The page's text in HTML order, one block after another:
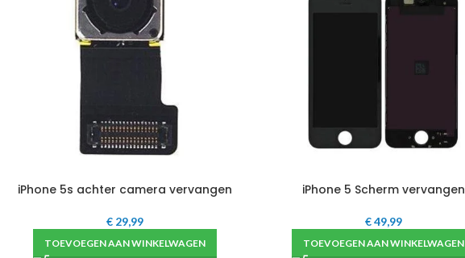
iPhone 5s achter camera vervangen
€29,99
TOEVOEGEN AAN WINKELWAGEN
iPhone 5 Scherm vervangen
€49,99
TOEVOEGEN AAN WINKELWAGEN